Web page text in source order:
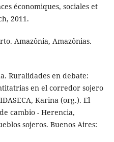
économiques, sociales et
2011.
Amazônia, Amazônias.
Ruralidades en debate:
en el corredor sojero
Karina (org.). El
cambio - Herencia,
sojeros. Buenos Aires: